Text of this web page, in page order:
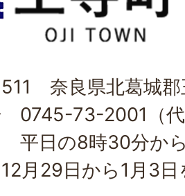
奈良県北葛城郡
0745-73-2001（
平日の8時30分か
12月29日から1月3